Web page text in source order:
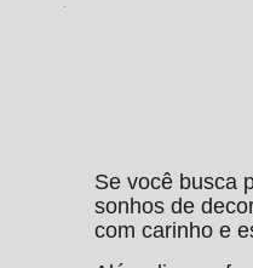
Se você busca
sonhos de
com carinho e